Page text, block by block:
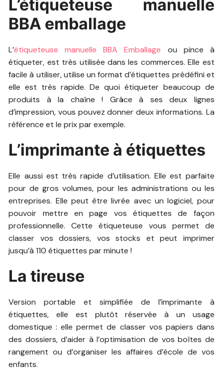
L’étiqueteuse manuelle
BBA emballage
L’étiqueteuse manuelle BBA Emballage ou pince à
étiqueter, est très utilisée dans les commerces. Elle est
facile à utiliser, utilise un format d’étiquettes prédéfini et
elle est très rapide. De quoi étiqueter beaucoup de
produits à la chaîne ! Grâce à ses deux lignes
d’impression, vous pouvez donner deux informations. La
référence et le prix par exemple.
L’imprimante à étiquettes
Elle aussi est très rapide d’utilisation. Elle est parfaite
pour de gros volumes, pour les administrations ou les
entreprises. Elle peut être livrée avec un logiciel, pour
pouvoir mettre en page vos étiquettes de façon
professionnelle. Cette étiqueteuse vous permet de
classer vos dossiers, vos stocks et peut imprimer
jusqu’à 110 étiquettes par minute !
La tireuse
Version portable et simplifiée de l’imprimante à
étiquettes, elle est plutôt réservée à un usage
domestique : elle permet de classer vos papiers dans
des dossiers, d’aider à l’optimisation de vos boîtes de
rangement ou d’organiser les affaires d’école de vos
enfants.